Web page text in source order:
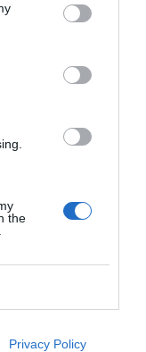
the
Privacy Policy
naročajo.
glavno
še
narediti za
s samim
vizitk od
in sedaj je
nastavili celo
zdaj